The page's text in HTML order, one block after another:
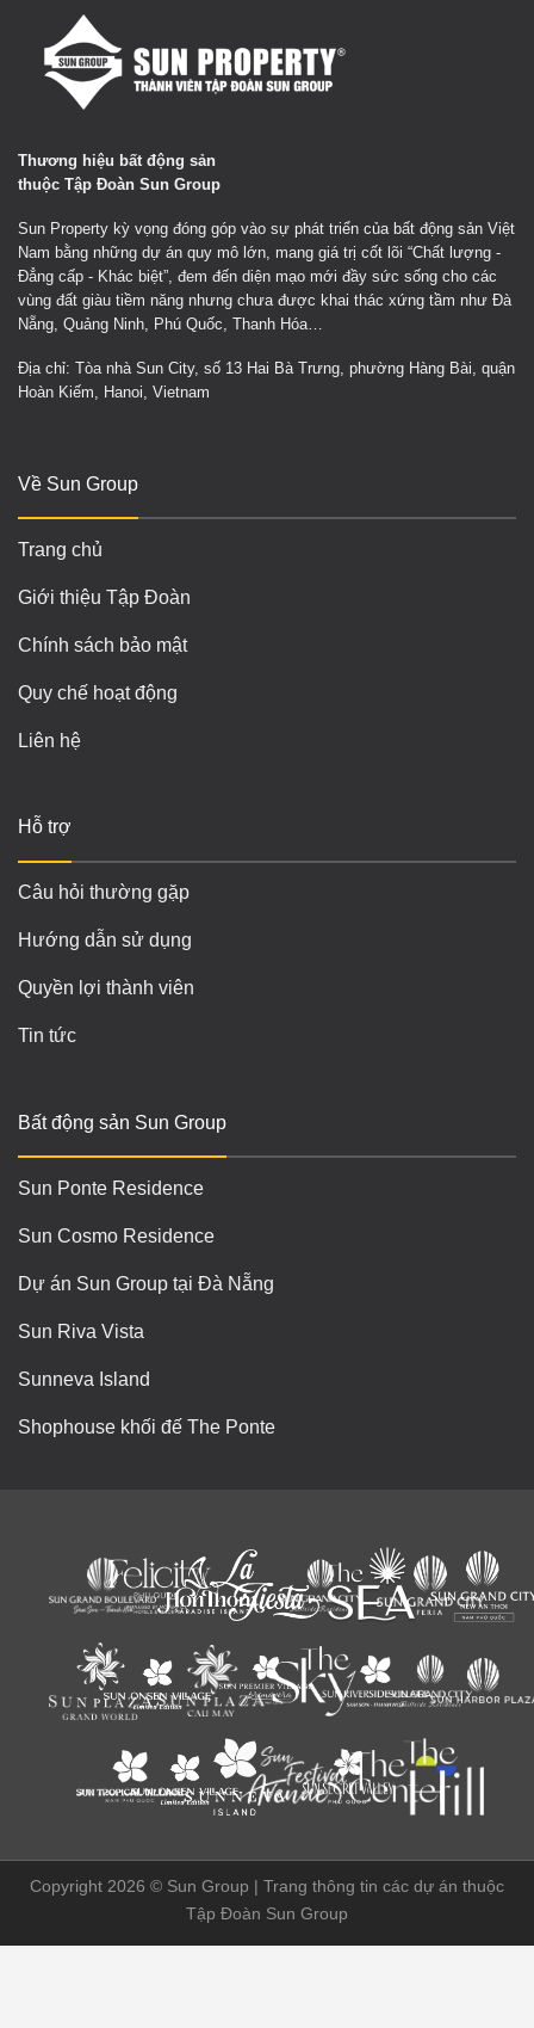
Thương hiệu bất động sản
thuộc Tập Đoàn Sun Group
Sun Property kỳ vọng đóng góp vào sự phát triển của bất động sản Việt
Nam bằng những dự án quy mô lớn, mang giá trị cốt lõi “Chất lượng -
Đẳng cấp - Khác biệt”, đem đến diện mạo mới đầy sức sống cho các
vùng đất giàu tiềm năng nhưng chưa được khai thác xứng tầm như Đà
Nẵng, Quảng Ninh, Phú Quốc, Thanh Hóa…
Địa chỉ: Tòa nhà Sun City, số 13 Hai Bà Trưng, phường Hàng Bài, quận
Hoàn Kiếm, Hanoi, Vietnam
Về Sun Group
Trang chủ
Giới thiệu Tập Đoàn
Chính sách bảo mật
Quy chế hoạt động
Liên hệ
Hỗ trợ
Câu hỏi thường gặp
Hướng dẫn sử dụng
Quyền lợi thành viên
Tin tức
Bất động sản Sun Group
Sun Ponte Residence
Sun Cosmo Residence
Dự án Sun Group tại Đà Nẵng
Sun Riva Vista
Sunneva Island
Shophouse khối đế The Ponte
Copyright 2026 © Sun Group | Trang thông tin các dự án thuộc
Tập Đoàn Sun Group